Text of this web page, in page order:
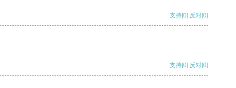
支持[0] 反对[0]
支持[0] 反对[0]